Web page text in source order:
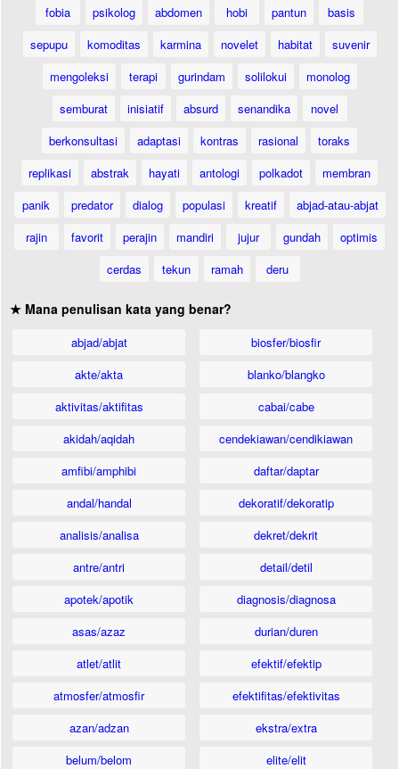
fobia psikolog abdomen hobi pantun
basis
sepupu
komoditas karmina novelet habitat
suvenir
mengoleksi
terapi gurindam solilokui
monolog
semburat
inisiatif absurd senandika
novel
berkonsultasi
adaptasi kontras rasional
toraks
replikasi
abstrak hayati antologi polkadot
membran
panik
predator dialog populasi kreatif
abjad-atau-abjat
rajin
favorit perajin mandiri jujur gundah
optimis
cerdas
tekun ramah deru
★ Mana penulisan kata yang benar?
abjad/abjat
akte/akta
aktivitas/aktifitas
akidah/aqidah
amfibi/amphibi
andal/handal
analisis/analisa
antre/antri
apotek/apotik
asas/azaz
atlet/atlit
atmosfer/atmosfir
azan/adzan
belum/belom
biosfer/biosfir
blanko/blangko
cabai/cabe
cendekiawan/cendikiawan
daftar/daptar
dekoratif/dekoratip
dekret/dekrit
detail/detil
diagnosis/diagnosa
durian/duren
efektif/efektip
efektifitas/efektivitas
ekstra/extra
elite/elit